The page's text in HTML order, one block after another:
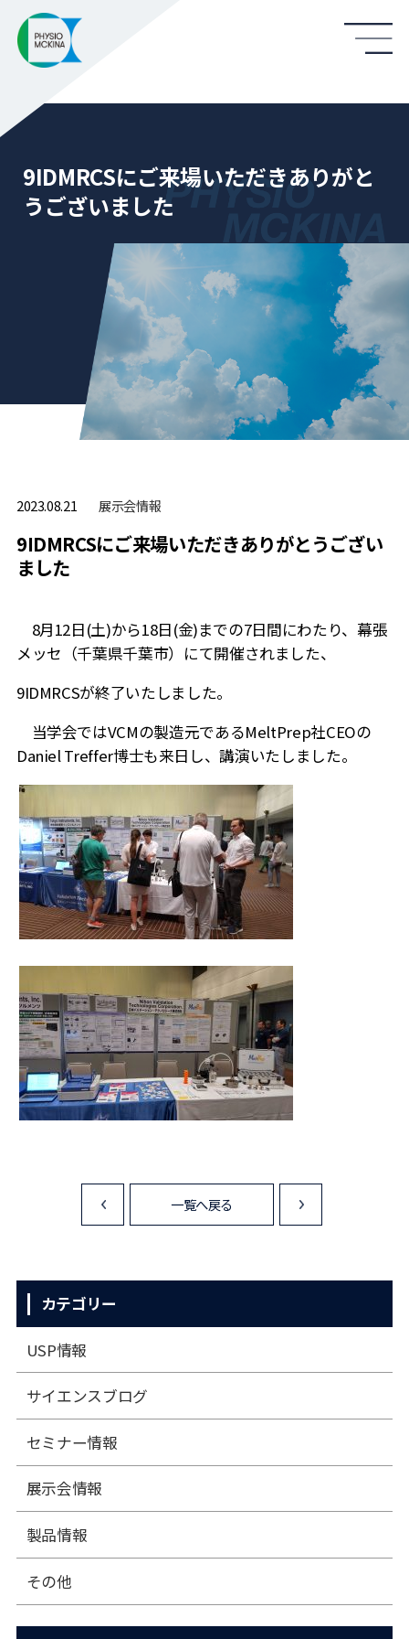
9IDMRCSにご来場いただきありがと
うございました
2023.08.21 展⽰会情報
9IDMRCSにご来場いただきありがとうござい
ました
8月12日(土)から18日(金)までの7日間にわたり、幕張
メッセ（千葉県千葉市）にて開催されました、
9IDMRCSが終了いたしました。
当学会ではVCMの製造元であるMeltPrep社CEOの
Daniel Treffer博士も来日し、講演いたしました。
<
一覧へ戻る
カテゴリー
USP情報
サイエンスブログ
セミナー情報
展⽰会情報
製品情報
その他